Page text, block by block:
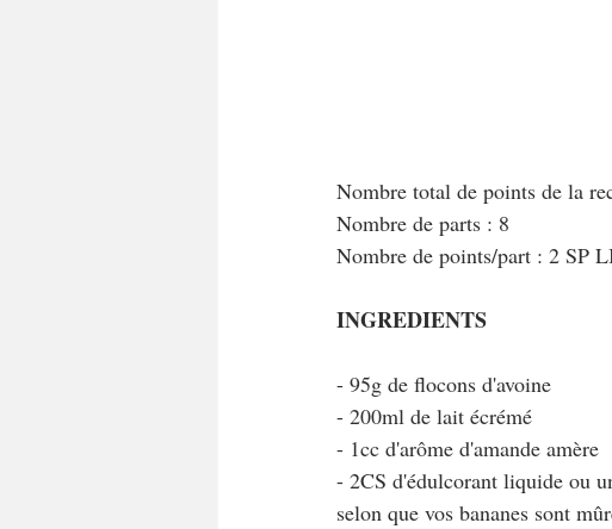
Nombre total de points de la
Nombre de parts : 8
Nombre de points/part : 2 SP
INGREDIENTS
- 95g de flocons d'avoine
- 200ml de lait écrémé
- 1cc d'arôme d'amande amère
- 2CS d'édulcorant liquide ou
selon que vos bananes sont